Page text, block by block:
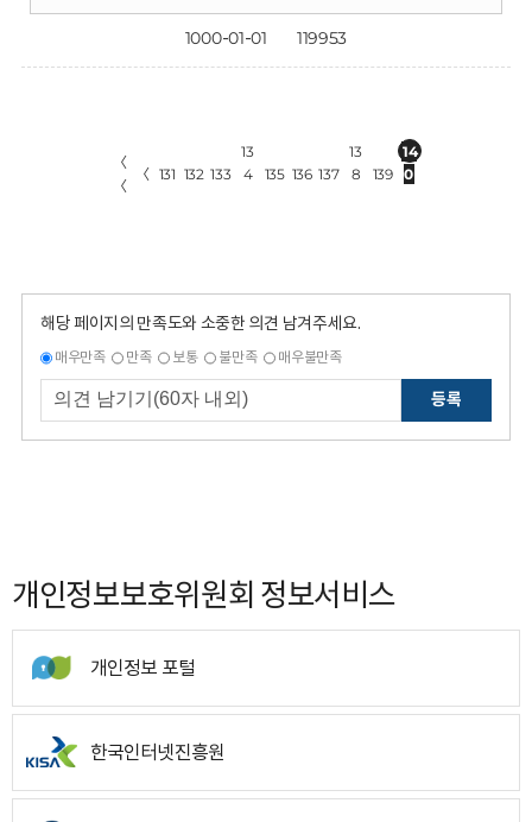
1000-01-01 119953
〈
〈
〈 131 132 133
13
4
135 136 137
13
8
139
14
0
해당 페이지의 만족도와 소중한 의견 남겨주세요.
매우만족 만족 보통 불만족 매우불만족
등록
개인정보보호위원회 정보서비스
개인정보 포털
한국인터넷진흥원